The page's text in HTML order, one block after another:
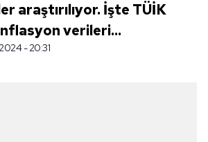
araştırılıyor. İşte TÜİK
verileri...
- 20:31